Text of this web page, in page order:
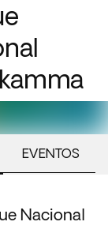
EVENTOS
Nacional